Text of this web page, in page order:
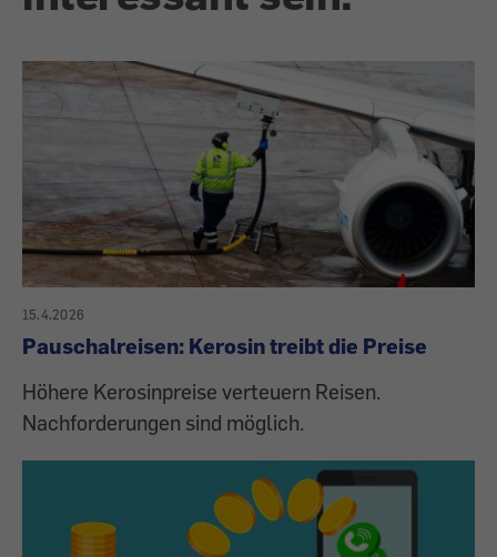
15.4.2026
Pauschalreisen: Kerosin treibt die Preise
Höhere Kerosinpreise verteuern Reisen.
Nachforderungen sind möglich.